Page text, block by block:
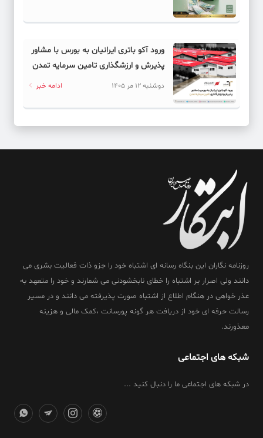
ورود آکو باتری ایرانیان به بورس با مشاور
پذیرش و ارزشگذاری تامین سرمایه تمدن
دوشنبه 12 مر 1405 ادامه خبر
روزنامه نگاران این بنگاه رسانه ای اشتباه خود را جزو ذات فعالیت بشری می
دانند ولی اصرار بر اشتباه را خطای نابخشودنی می شمارند و خود را متعهد به
عذر خواهی در هنگام اطلاع از اشتباه صورت پذیرفته می دانند و در مسیر
رسالت حرفه ای خود از دریافت هر گونه پورسانت ،کمک مالی و هزینه
معذورند.
شبکه های اجتماعی
در شبکه های اجتماعی ما را دنبال کنید ...